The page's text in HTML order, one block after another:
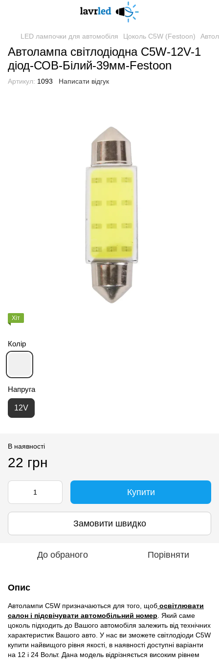
LED лампочки для автомобіля Цоколь C5W (Festoon)
Автолампа світлодіодна C5W-12V-1
діод-СОВ-Білий-39мм-Festoon
Артикул: 1093 Написати відгук
Хіт
Колір
Напруга
12V
В наявності
22 грн
Купити
Замовити швидко
До обраного Порівняти
Опис
Автолампи C5W призначаються для того, щоб освітлювати
салон і підсвічувати автомобільний номер . Який саме
цоколь підходить до Вашого автомобіля залежить від технічних
характеристик Вашого авто. У нас ви зможете світлодіоди C5W
купити найвищого рівня якості, в наявності доступні варіанти
на 12 і 24 Вольт. Дана модель відрізняється високим рівнем